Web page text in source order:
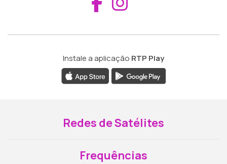
Instale a aplicação RTP Play
Redes de Satélites
Frequências